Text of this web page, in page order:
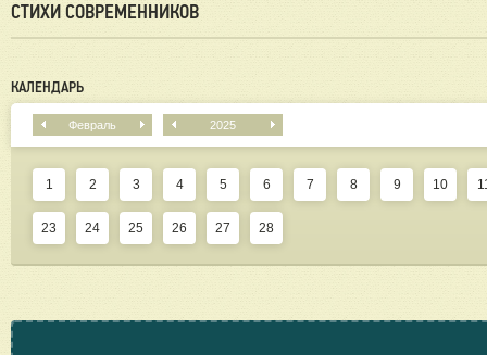
СТИХИ СОВРЕМЕННИКОВ
КАЛЕНДАРЬ
Февраль 2025
1 2 3 4 5 6 7 8 9 10
23 24 25 26 27 28